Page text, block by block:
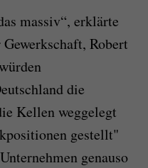
massiv“, erklärte
Robert
die
Kellen weggelegt
gestellt"
genauso